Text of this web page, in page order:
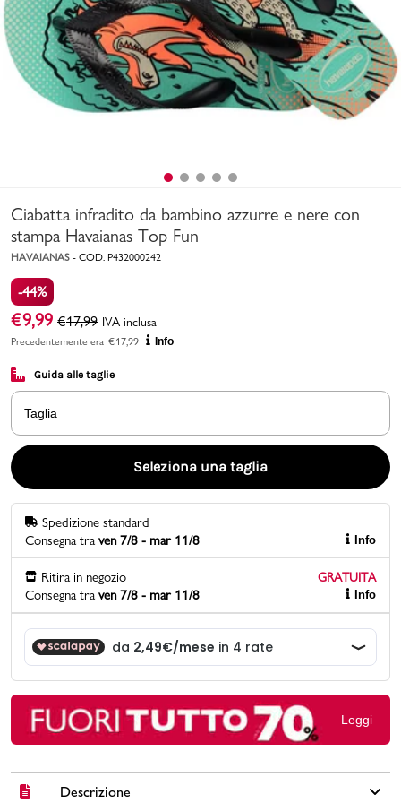
Uomo Bambino
Marchi
Promo & News
contatti
Gift card
Ciabatta infradito da bambino azzurre e nere con
stampa Havaianas Top Fun
HAVAIANAS - COD. P432000242
-44%
€9,99 €17,99 IVA inclusa
Precedentemente era €17,99 Info
Guida alle taglie
Taglia
Seleziona una taglia
Spedizione standard
Consegna tra ven 7/8 - mar 11/8 Info
Ritira in negozio
GRATUITA
Consegna tra ven 7/8 - mar 11/8 Info
Leggi
Descrizione